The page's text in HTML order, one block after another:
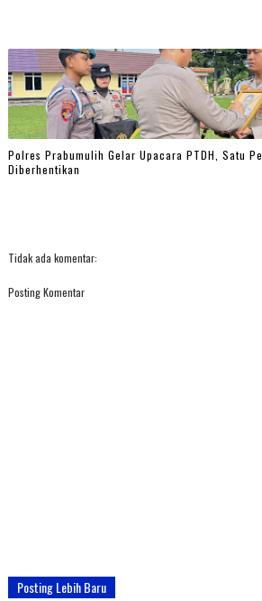
Polres Prabumulih Gelar Upacara PTDH, Satu
Diberhentikan
Tidak ada komentar:
Posting Komentar
Posting Lebih Baru